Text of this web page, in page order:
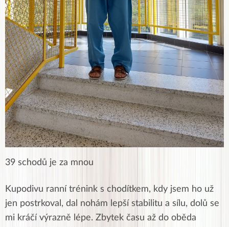
39 schodů je za mnou
Kupodivu ranní trénink s chodítkem, kdy jsem ho už
jen postrkoval, dal nohám lepší stabilitu a sílu, dolů se
mi kráčí výrazně lépe. Zbytek času až do oběda